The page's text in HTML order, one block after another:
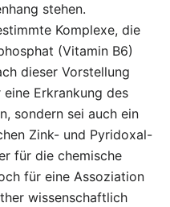
stehen.
Komplexe, die
(Vitamin B6)
dieser Vorstellung
Erkrankung des
sondern sei auch ein
Zink- und Pyridoxal-
für die chemische
für eine Assoziation
wissenschaftlich